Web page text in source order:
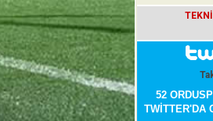
52
TWİTTER'DA